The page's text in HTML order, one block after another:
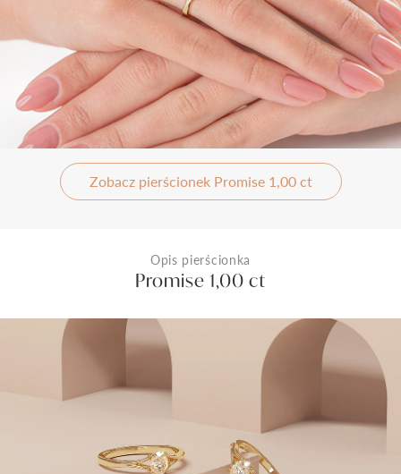
Zobacz pierścionek Promise 1,00 ct
Opis pierścionka
Promise 1,00 ct